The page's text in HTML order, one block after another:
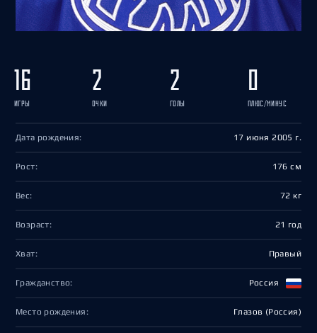
16
ИГРЫ
2
ОЧКИ
2
ГОЛЫ
0
ПЛЮС/МИНУС
Дата рождения: 17 июня 2005 г.
Рост: 176 см
Вес: 72 кг
Возраст: 21 год
Хват: Правый
Гражданство: Россия
Место рождения: Глазов (Россия)